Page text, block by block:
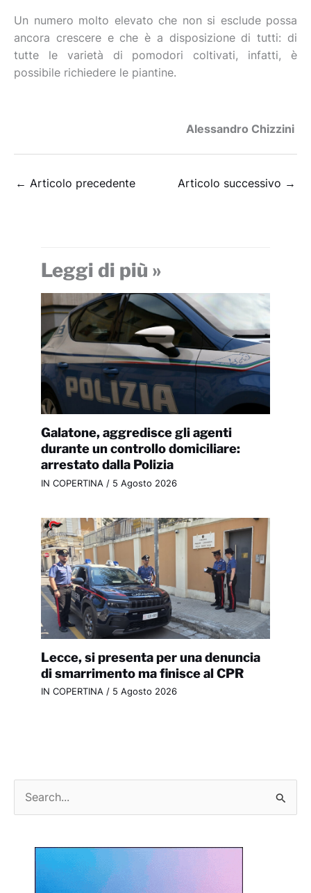
Un numero molto elevato che non si esclude possa
ancora crescere e che è a disposizione di tutti: di
tutte le varietà di pomodori coltivati, infatti, è
possibile richiedere le piantine.
Alessandro Chizzini
← Articolo precedente Articolo successivo →
Leggi di più »
Galatone, aggredisce gli agenti
durante un controllo domiciliare:
arrestato dalla Polizia
IN COPERTINA / 5 Agosto 2026
Lecce, si presenta per una denuncia
di smarrimento ma finisce al CPR
IN COPERTINA/ 5 Agosto 2026